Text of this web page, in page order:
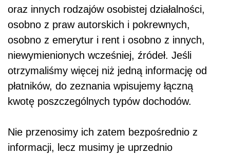
oraz innych rodzajów osobistej działalności,
osobno z praw autorskich i pokrewnych,
osobno z emerytur i rent i osobno z innych,
niewymienionych wcześniej, źródeł. Jeśli
otrzymaliśmy więcej niż jedną informację od
płatników, do zeznania wpisujemy łączną
kwotę poszczególnych typów dochodów.
Nie przenosimy ich zatem bezpośrednio z
informacji, lecz musimy je uprzednio